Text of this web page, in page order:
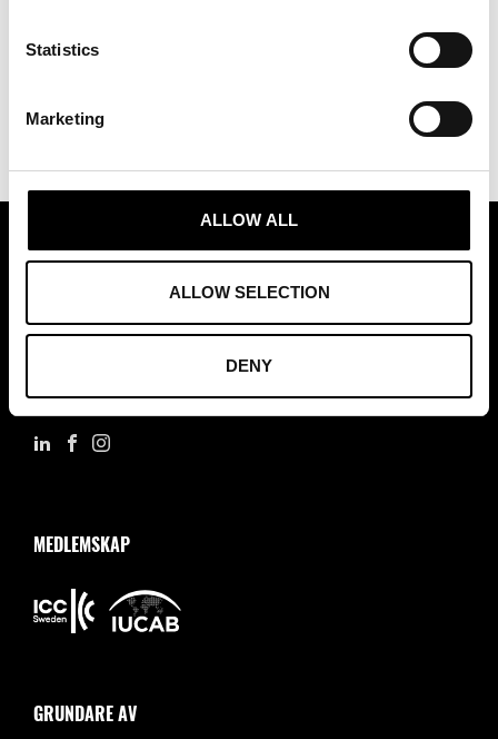
Statistics
Marketing
ALLOW ALL
ALLOW SELECTION
DENY
Internationella varumärkesmöjligheter skickas löpande ut via Trade Partners
Swedens utskick. Anmäl dig till att ta emot dessa via formuläret nedan!
ASSOCIATION OF TRADE PARTNERS SWEDEN
Augustendalsvägen 7, Nacka strand, Sweden
info@tradepartners.se
MEDLEMSKAP
GRUNDARE AV